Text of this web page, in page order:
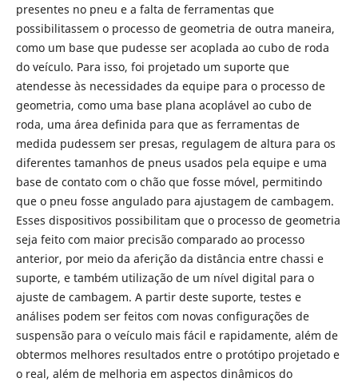
presentes no pneu e a falta de ferramentas que
possibilitassem o processo de geometria de outra maneira,
como um base que pudesse ser acoplada ao cubo de roda
do veículo. Para isso, foi projetado um suporte que
atendesse às necessidades da equipe para o processo de
geometria, como uma base plana acoplável ao cubo de
roda, uma área definida para que as ferramentas de
medida pudessem ser presas, regulagem de altura para os
diferentes tamanhos de pneus usados pela equipe e uma
base de contato com o chão que fosse móvel, permitindo
que o pneu fosse angulado para ajustagem de cambagem.
Esses dispositivos possibilitam que o processo de geometria
seja feito com maior precisão comparado ao processo
anterior, por meio da aferição da distância entre chassi e
suporte, e também utilização de um nível digital para o
ajuste de cambagem. A partir deste suporte, testes e
análises podem ser feitos com novas configurações de
suspensão para o veículo mais fácil e rapidamente, além de
obtermos melhores resultados entre o protótipo projetado e
o real, além de melhoria em aspectos dinâmicos do